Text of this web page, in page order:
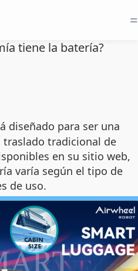
=
tiene la batería?
diseñado para ser una
tradicional de
en su sitio web,
varía según el tipo de
de uso.